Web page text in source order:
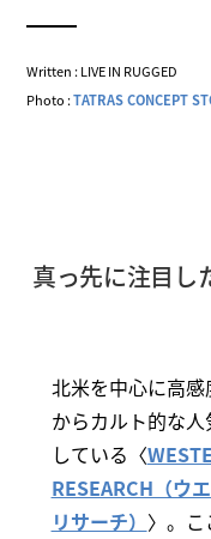
Written : LIVE IN RUGGED
Photo :TATRAS CONCEPT
真っ先に注目し
北米を中心に高
からカルト的な
している〈
RESEARCH（ウ
リサーチ） 〉。